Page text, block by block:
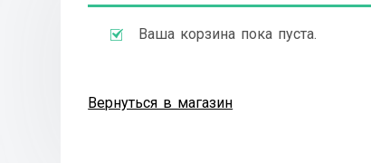
Ваша корзина пока пуста.
Вернуться в магазин